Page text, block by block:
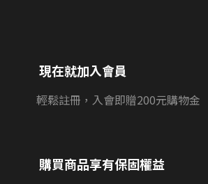
現在就加入會員
輕鬆註冊，入會即贈200元購物金
購買商品享有保固權益